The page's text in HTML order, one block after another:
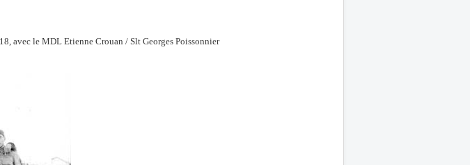
avec le MDL Etienne Crouan / Slt Georges Poissonnier